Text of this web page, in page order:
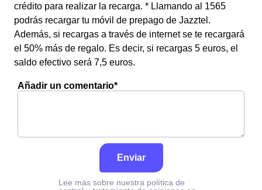
crédito para realizar la recarga. * Llamando al 1565
podrás recargar tu móvil de prepago de Jazztel.
Además, si recargas a través de internet se te recargará
el 50% más de regalo. Es decir, si recargas 5 euros, el
saldo efectivo será 7,5 euros.
Añadir un comentario*
Enviar
Lee más sobre nuestra política de